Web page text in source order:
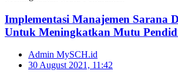
Implementasi Manajemen Sarana
Untuk Meningkatkan Mutu
Admin MySCH.id
30 August 2021, 11:42